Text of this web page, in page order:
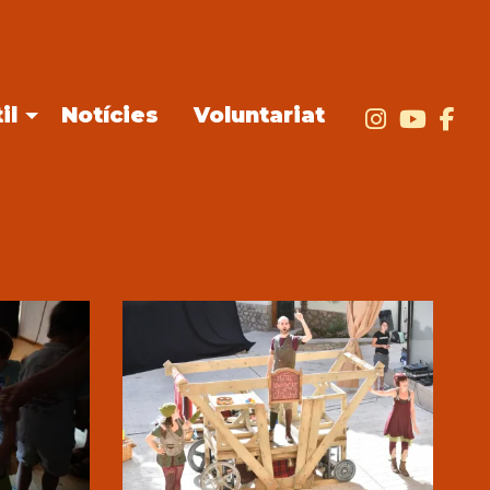
Link a
Notícies Voluntariat